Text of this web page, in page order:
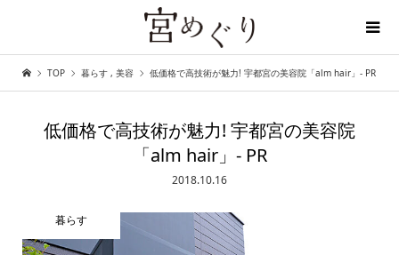
ディープな宇都宮を探しに行こう
TOP 暮らす , 美容 低価格で高技術が魅力! 宇都宮の美容院「alm hair」- PR
低価格で高技術が魅力! 宇都宮の美容院
「alm hair」- PR
2018.10.16
暮らす